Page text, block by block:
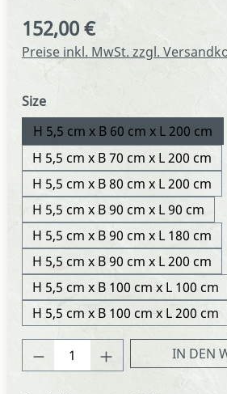
Regulärer Preis:
152,00 €
Preise inkl. MwSt. zzgl.
Sizeauswählen
H 5,5 cm x B 60 cm x L 200 cm
H 5,5 cm x B 70 cm x L 200 cm
H 5,5 cm x B 80 cm x L 200 cm
H 5,5 cm x B 90 cm x L 90 cm
H 5,5 cm x B 90 cm x L 180 cm
H 5,5 cm x B 90 cm x L 200 cm
H 5,5 cm x B 100 cm x L 100 cm
H 5,5 cm x B 100 cm x L 200 cm
Produkt Anzahl: Gib
IN DEN